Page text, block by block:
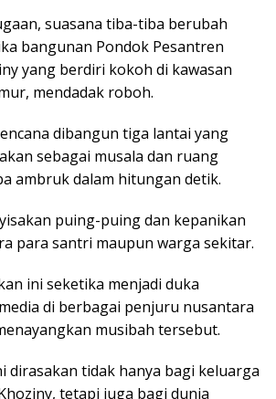
suasana tiba-tiba berubah
bangunan Pondok Pesantren
yang berdiri kokoh di kawasan
mendadak roboh.
dibangun tiga lantai yang
sebagai musala dan ruang
ambruk dalam hitungan detik.
puing-puing dan kepanikan
para santri maupun warga sekitar.
ini seketika menjadi duka
di berbagai penjuru nusantara
musibah tersebut.
dirasakan tidak hanya bagi keluarga
tetapi juga bagi dunia